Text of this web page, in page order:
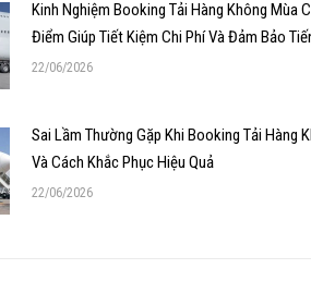
Kinh Nghiệm Booking Tải Hàng Không Mùa
Điểm Giúp Tiết Kiệm Chi Phí Và Đảm Bảo
22/06/2026
Sai Lầm Thường Gặp Khi Booking Tải Hàng
Và Cách Khắc Phục Hiệu Quả
22/06/2026